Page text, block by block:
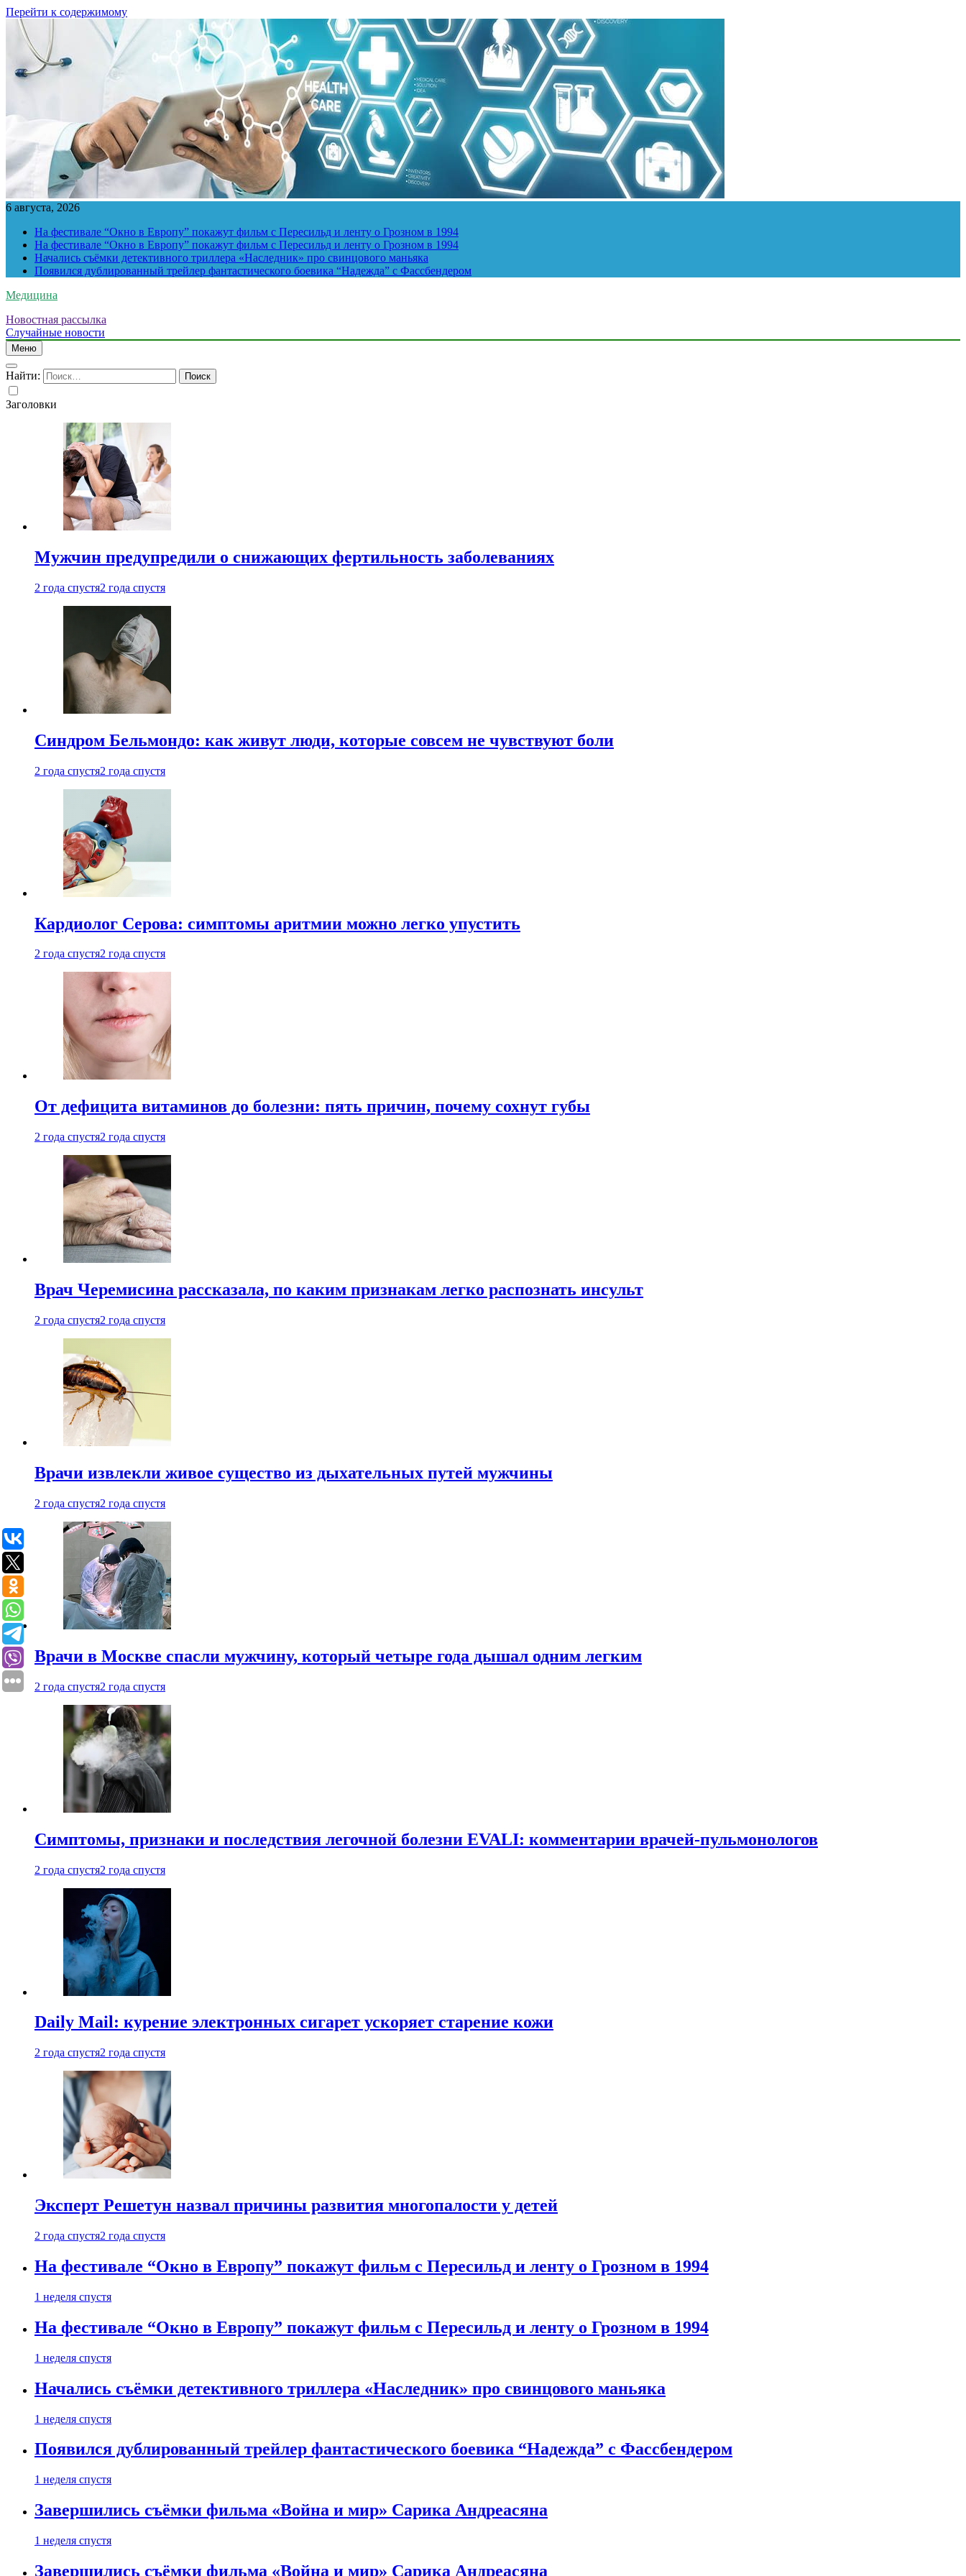
Перейти к содержимому
6 августа, 2026
На фестивале “Окно в Европу” покажут фильм с Пересильд и ленту о Грозном в 1994
На фестивале “Окно в Европу” покажут фильм с Пересильд и ленту о Грозном в 1994
Начались съёмки детективного триллера «Наследник» про свинцового маньяка
Появился дублированный трейлер фантастического боевика “Надежда” с Фассбендером
Медицина
Новостная рассылка
Случайные новости
Меню
Найти:
Заголовки
Мужчин предупредили о снижающих фертильность заболеваниях
2 года спустя2 года спустя
Синдром Бельмондо: как живут люди, которые совсем не чувствуют боли
2 года спустя2 года спустя
Кардиолог Серова: симптомы аритмии можно легко упустить
2 года спустя2 года спустя
От дефицита витаминов до болезни: пять причин, почему сохнут губы
2 года спустя2 года спустя
Врач Черемисина рассказала, по каким признакам легко распознать инсульт
2 года спустя2 года спустя
Врачи извлекли живое существо из дыхательных путей мужчины
2 года спустя2 года спустя
Врачи в Москве спасли мужчину, который четыре года дышал одним легким
2 года спустя2 года спустя
Симптомы, признаки и последствия легочной болезни EVALI: комментарии врачей-пульмонологов
2 года спустя2 года спустя
Daily Mail: курение электронных сигарет ускоряет старение кожи
2 года спустя2 года спустя
Эксперт Решетун назвал причины развития многопалости у детей
2 года спустя2 года спустя
На фестивале “Окно в Европу” покажут фильм с Пересильд и ленту о Грозном в 1994
1 неделя спустя
На фестивале “Окно в Европу” покажут фильм с Пересильд и ленту о Грозном в 1994
1 неделя спустя
Начались съёмки детективного триллера «Наследник» про свинцового маньяка
1 неделя спустя
Появился дублированный трейлер фантастического боевика “Надежда” с Фассбендером
1 неделя спустя
Завершились съёмки фильма «Война и мир» Сарика Андреасяна
1 неделя спустя
Завершились съёмки фильма «Война и мир» Сарика Андреасяна